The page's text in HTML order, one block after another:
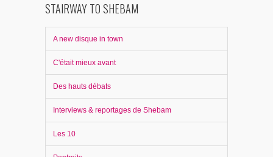
STAIRWAY TO SHEBAM
A new disque in town
C'était mieux avant
Des hauts débats
Interviews & reportages de Shebam
Les 10